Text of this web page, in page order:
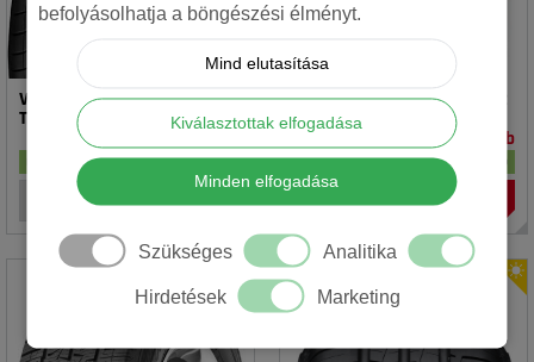
Vredestein 195/65R15 91T T-
TRAC 2 DOT23
17 db
Rotalla 195/65R15 91V RH02
14 990 Ft/ db
raktáron
befolyásolhatja a böngészési élményt.
Mind elutasítása
Kiválasztottak elfogadása
Minden elfogadása
Szükséges Analitika
Hirdetések Marketing